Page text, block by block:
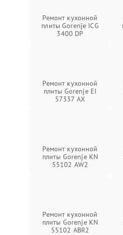
Ремонт кухонной
плиты Gorenje ICG
3400 DP
Ремонт кухонной
плиты Gorenje EI
57337 AX
Ремонт кухонной
плиты Gorenje KN
55102 AW2
Ремонт кухонной
плиты Gorenje KN
55102 ABR2